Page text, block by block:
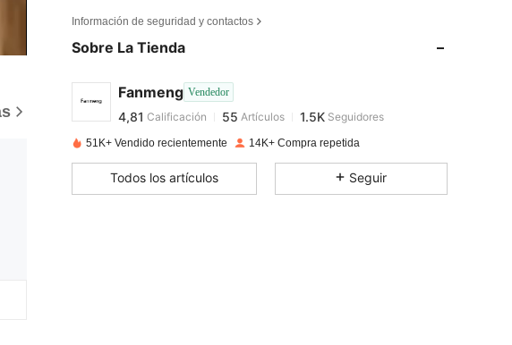
Información de seguridad y contactos
Sobre La Tienda
Fanmeng Vendedor
4,81
Calificación 55
s***bpagadoHace 1 día
51K+ Vendido recientemente 14K+ Compra repetida
Todos los artículos Seguir